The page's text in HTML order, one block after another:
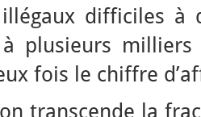
difficiles à
plusieurs
fois le chiffre
transcende la